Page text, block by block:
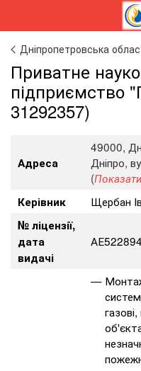
Дніпропетровська
Приватне
підприємство
31292357)
Адреса
49000,
Дніпро,
(
Керівник
Щербан
№ ліцензії,
дата
видачі
систем